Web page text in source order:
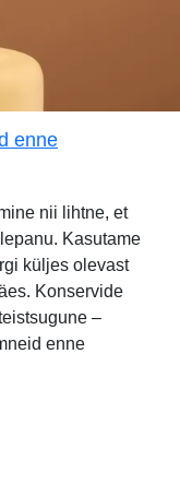
enne
nii lihtne, et
Kasutame
küljes olevast
Konservide
–
enne